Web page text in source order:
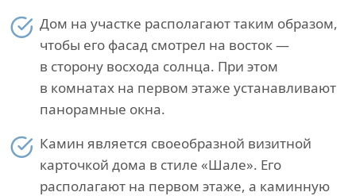
Дом на участке располагают таким образом,
чтобы его фасад смотрел на восток —
в сторону восхода солнца. При этом
в комнатах на первом этаже устанавливают
панорамные окна.
Камин является своеобразной визитной
карточкой дома в стиле «Шале». Его
располагают на первом этаже, а каминную